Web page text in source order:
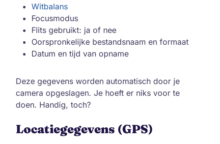
Witbalans
Focusmodus
Flits gebruikt: ja of nee
Oorspronkelijke bestandsnaam en formaat
Datum en tijd van opname
Deze gegevens worden automatisch door je
camera opgeslagen. Je hoeft er niks voor te
doen. Handig, toch?
Locatiegegevens (GPS)